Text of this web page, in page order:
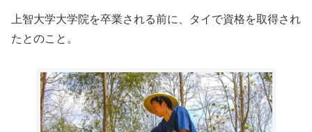
上智大学大学院を卒業される前に、タイで資格を取得され
たとのこと。